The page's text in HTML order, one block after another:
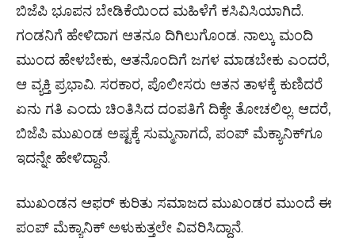
ಬಿಜೆಪಿ ಭೂಪನ ಬೇಡಿಕೆಯಿಂದ ಮಹಿಳೆಗೆ ಕಸಿವಿಸಿಯಾಗಿದೆ.
ಗಂಡನಿಗೆ ಹೇಳಿದಾಗ ಆತನೂ ದಿಗಿಲುಗೊಂಡ. ನಾಲ್ಕು ಮಂದಿ
ಮುಂದ ಹೇಳಬೇಕು, ಆತನೊಂದಿಗೆ ಜಗಳ ಮಾಡಬೇಕು ಎಂದರೆ,
ಆ ವ್ಯಕ್ತಿ ಪ್ರಭಾವಿ. ಸರಕಾರ, ಪೊಲೀಸರು ಆತನ ತಾಳಕ್ಕೆ ಕುಣಿದರೆ
ಏನು ಗತಿ ಎಂದು ಚಿಂತಿಸಿದ ದಂಪತಿಗೆ ದಿಕ್ಕೇ ತೋಚಲಿಲ್ಲ. ಆದರೆ,
ಬಿಜೆಪಿ ಮುಖಂಡ ಅಷ್ಟಕ್ಕೆ ಸುಮ್ಮನಾಗದೆ, ಪಂಪ್ ಮೆಕ್ಯಾನಿಕ್‌ಗೂ
ಇದನ್ನೇ ಹೇಳಿದ್ದಾನೆ.
ಮುಖಂಡನ ಆಫರ್ ಕುರಿತು ಸಮಾಜದ ಮುಖಂಡರ ಮುಂದೆ ಈ
ಪಂಪ್ ಮೆಕ್ಯಾನಿಕ್ ಅಳುಕುತ್ತಲೇ ವಿವರಿಸಿದ್ದಾನೆ.